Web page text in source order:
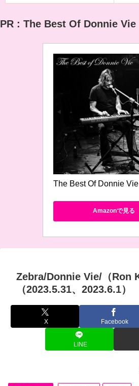
PR : The Best Of Donnie Vie
The Best Of Donnie Vie
Amazonで見る
Zebra/Donnie Vie/（Ron
（2023.5.31、2023.6.1）
X Facebook
LINE